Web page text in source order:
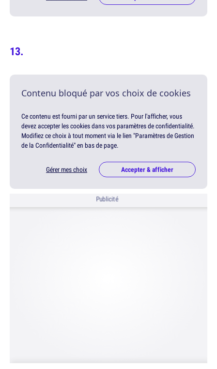
Contenu bloqué par vos choix de cookies
Ce contenu est fourni par un service tiers. Pour l'afficher, vous
devez accepter les cookies dans vos paramètres de confidentialité.
Modifiez ce choix à tout moment via le lien "Paramètres de Gestion
de la Confidentialité" en bas de page.
Gérer mes choix Accepter & afficher
Publicité